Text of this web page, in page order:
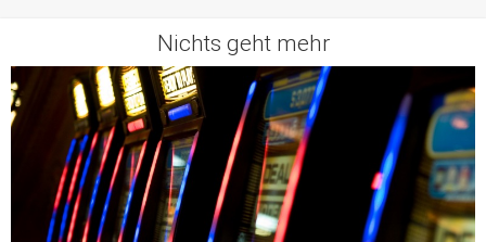
Nichts geht mehr